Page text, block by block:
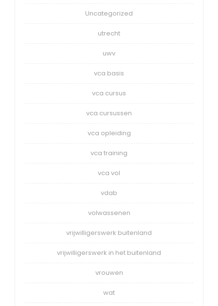
Uncategorized
utrecht
uwv
vca basis
vca cursus
vca cursussen
vca opleiding
vca training
vca vol
vdab
volwassenen
vrijwilligerswerk buitenland
vrijwilligerswerk in het buitenland
vrouwen
wat